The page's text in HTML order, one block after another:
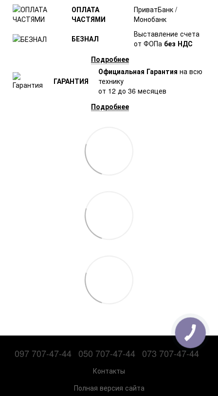
ОПЛАТА
ЧАСТЯМИ
ПриватБанк /
Монобанк
БЕЗНАЛ
Выставление счета
от ФОПа без НДС
Подробнее
ГАРАНТИЯ
Официальная Гарантия на всю
технику
от 12 до 36 месяцев
Подробнее
097 707-47-44 050 707-47-44 073 707-47-44
Контакты
Полная версия сайта